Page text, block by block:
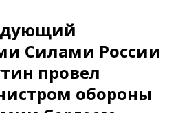
Силами России
провел
обороны